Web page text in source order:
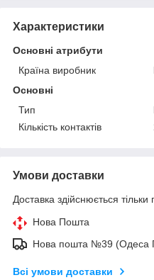
Характеристики
Основні атрибути
Країна виробник
Основні
Тип
Кількість контактів
Умови доставки
Доставка здійснюється тільки
Нова Пошта
Нова пошта №39 (Одеса
Всі умови доставки